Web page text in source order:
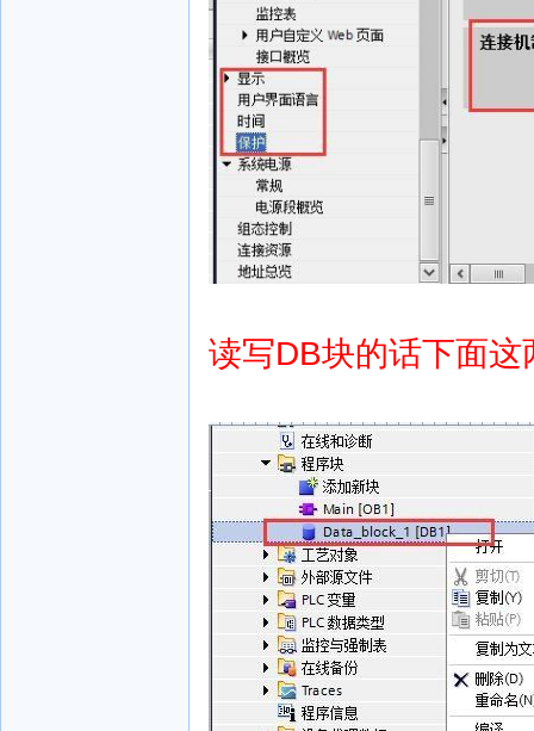
读写DB块的话下面